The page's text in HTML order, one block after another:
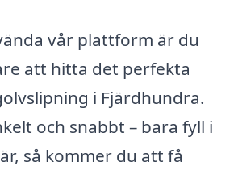
vår plattform är du
att hitta det perfekta
i Fjärdhundra.
och snabbt – bara fyll i
så kommer du att få